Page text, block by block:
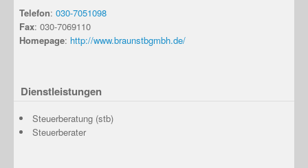
Telefon: 030-7051098
Fax: 030-7069110
Homepage: http://www.braunstbgmbh.de/
Dienstleistungen
Steuerberatung (stb)
Steuerberater